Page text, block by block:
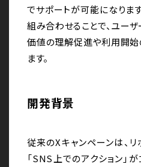
でサポートが可能になりま
組み合わせることで、ユー
価値の理解促進や利用開始
ます。
開発背景
従来のXキャンペーンは、
「SNS上でのアクション」